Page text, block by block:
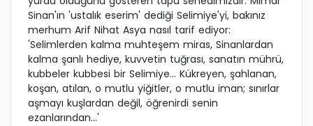
Sinan'ın 'ustalık eserim' dediği Selimiye'yi, bakınız
merhum Arif Nihat Asya nasıl tarif ediyor:
'Selimlerden kalma muhteşem miras, Sinanlardan
kalma şanlı hediye, kuvvetin tuğrası, sanatın mührü,
kubbeler kubbesi bir Selimiye... Kükreyen, şahlanan,
koşan, atılan, o mutlu yiğitler, o mutlu iman; sınırlar
aşmayı kuşlardan değil, öğrenirdi senin
ezanlarından...'